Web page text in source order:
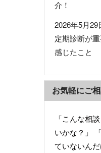
介！
2026年5月
定期診断が
感じたこと
お気軽にご
「こんな相
いかな？」
ていないん